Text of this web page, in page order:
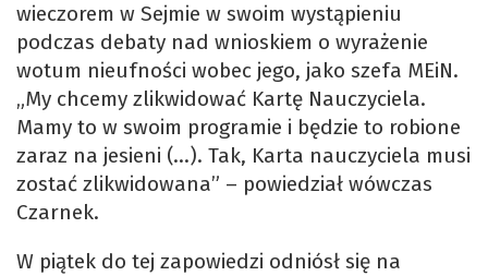
wieczorem w Sejmie w swoim wystąpieniu
podczas debaty nad wnioskiem o wyrażenie
wotum nieufności wobec jego, jako szefa MEiN.
„My chcemy zlikwidować Kartę Nauczyciela.
Mamy to w swoim programie i będzie to robione
zaraz na jesieni (…). Tak, Karta nauczyciela musi
zostać zlikwidowana” – powiedział wówczas
Czarnek.
W piątek do tej zapowiedzi odniósł się na